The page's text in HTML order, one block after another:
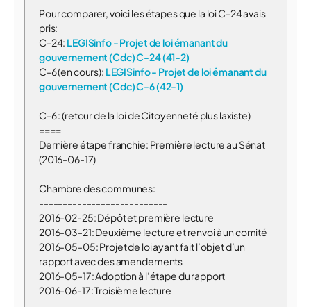
Pour comparer, voici les étapes que la loi C-24 avais
pris:
C-24: LEGISinfo - Projet de loi émanant du
gouvernement (Cdc) C-24 (41-2)
C-6 (en cours): LEGISinfo - Projet de loi émanant du
gouvernement (Cdc) C-6 (42-1)
C-6 : (retour de la loi de Citoyenneté plus laxiste)
====
Dernière étape franchie: Première lecture au Sénat
(2016-06-17)
Chambre des communes:
---------------------------
2016-02-25: Dépôt et première lecture
2016-03-21: Deuxième lecture et renvoi à un comité
2016-05-05: Projet de loi ayant fait l’objet d’un
rapport avec des amendements
2016-05-17: Adoption à l’étape du rapport
2016-06-17: Troisième lecture